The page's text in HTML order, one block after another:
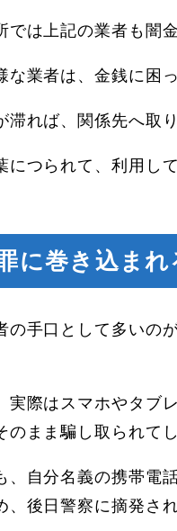
では上記の業者も闇
な業者は、金銭に困
滞れば、関係先へ取
につられて、利用し
に巻き込ま
の手口として多いの
実際はスマホやタブ
のまま騙し取られて
、自分名義の携帯電
、後日警察に摘発さ